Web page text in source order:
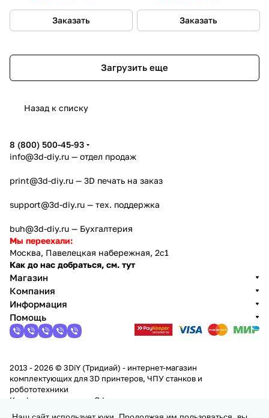
Заказать Заказать
Загрузить еще
Назад к списку
8 (800) 500-45-93
info@3d-diy.ru — отдел продаж
print@3d-diy.ru — 3D печать на заказ
support@3d-diy.ru — тех. поддержка
buh@3d-diy.ru — Бухгалтерия
Мы переехали:
Москва, Павелецкая набережная, 2с1
Как до нас добраться, см. тут
Магазин
Компания
Информация
Помощь
2013 - 2026 © 3DiY (Тридиай) - интернет-магазин
комплектующих для 3D принтеров, ЧПУ станков и
робототехники
Конфиденциальность Оферта